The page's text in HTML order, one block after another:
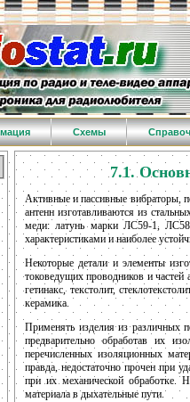
Схемы
7.1.
Активные и пассивные вибраторы,
антенн изготавливаются из
меди: латунь марки ЛС59-1,
характеристиками и наиболее
Некоторые детали и элементы
токоведущих проводников и частей
гетинакс, текстолит,
керамика.
Применять изделия из различных
предварительно обработав их
перечисленных изоляционных
правда, недостаточно прочен при
при их механической обработке.
материала в дыхательные пути.